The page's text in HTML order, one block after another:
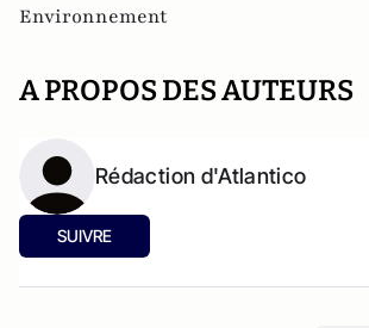
Environnement
A PROPOS DES AUTEURS
Rédaction d'Atlantico
SUIVRE